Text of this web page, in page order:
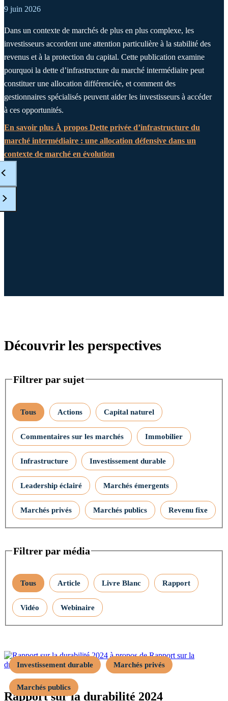
9 juin 2026
Dans un contexte de marchés de plus en plus complexe, les
investisseurs accordent une attention particulière à la stabilité des
revenus et à la protection du capital. Cette publication examine
pourquoi la dette d’infrastructure du marché intermédiaire peut
constituer une allocation différenciée, et comment des
gestionnaires spécialisés peuvent aider les investisseurs à accéder
à ces opportunités.
En savoir plus À propos Dette privée d’infrastructure du
marché intermédiaire : une allocation défensive dans un
contexte de marché en évolution
Découvrir les perspectives
Filtrer par sujet
Tous Actions Capital naturel
Commentaires sur les marchés Immobilier
Infrastructure Investissement durable
Leadership éclairé Marchés émergents
Marchés privés Marchés publics Revenu fixe
Filtrer par média
Tous Article Livre Blanc Rapport
Vidéo Webinaire
Investissement durable Marchés privés
Marchés publics
Rapport sur la durabilité 2024